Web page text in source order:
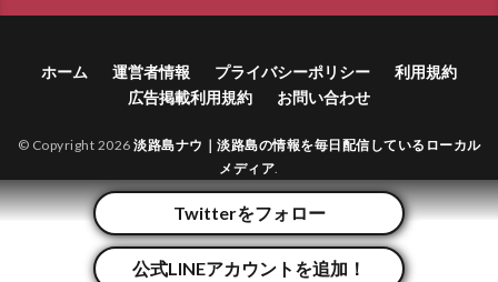
Twitterをフォロー
公式LINEアカウントを追加！
ホーム 運営者情報 プライバシーポリシー
利用規約
広告掲載利用規約
お問い合わせ
© Copyright 2026 淡路島ナウ｜淡路島の情報を毎日配信しているローカル
メディア.